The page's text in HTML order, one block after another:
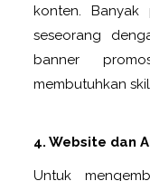
konten. Banyak
seseorang
banner
membutuhkan
4. Website dan
Untuk